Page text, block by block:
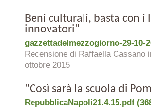
Beni culturali, basta con
innovatori"
gazzettadelmezzogiorno-29-10-
Recensione di Raffaella Cassano
ottobre 2015
"Così sarà la scuola di
RepubblicaNapoli21.4.15.pdf